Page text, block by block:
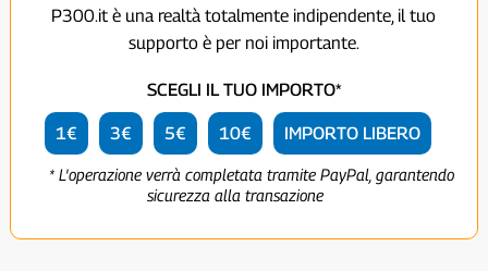
P300.it è una realtà totalmente indipendente, il tuo
supporto è per noi importante.
SCEGLI IL TUO IMPORTO*
1€ 3€ 5€ 10€ IMPORTO LIBERO
* L'operazione verrà completata tramite PayPal, garantendo
sicurezza alla transazione